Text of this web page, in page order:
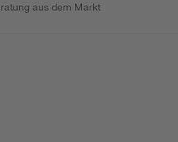
aus dem Markt